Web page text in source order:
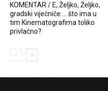
KOMENTAR / E, Željko, Željko,
gradski vijećniče … što ima u
tim Kinematografima toliko
privlačno?